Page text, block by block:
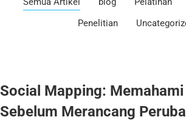
Penelitian
Social Mapping:
Sebelum Merancang